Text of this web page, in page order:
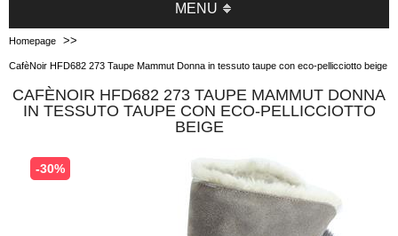
MENU
Homepage >>
CafèNoir HFD682 273 Taupe Mammut Donna in tessuto taupe con eco-pellicciotto beige
CAFÈNOIR HFD682 273 TAUPE MAMMUT DONNA
IN TESSUTO TAUPE CON ECO-PELLICCIOTTO
BEIGE
-30%